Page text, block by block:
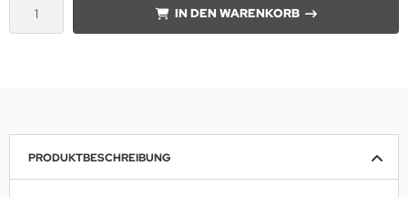
IN DEN WARENKORB
PRODUKTBESCHREIBUNG